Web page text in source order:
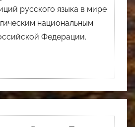
русского языка в мире
национальным
Федерации.